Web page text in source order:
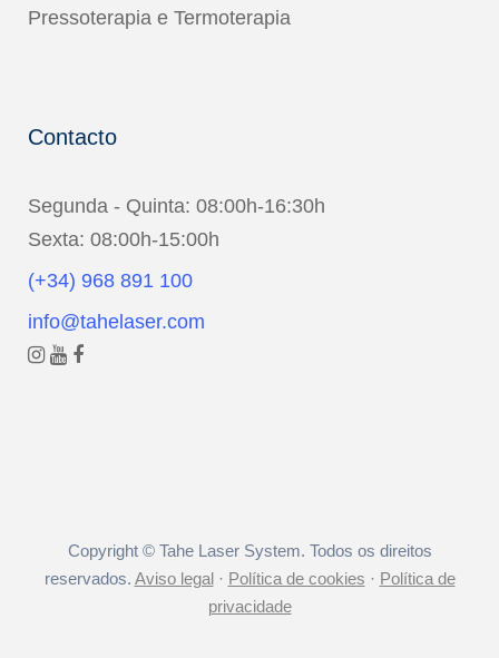
Pressoterapia e Termoterapia
Contacto
Segunda - Quinta: 08:00h-16:30h
Sexta: 08:00h-15:00h
(+34) 968 891 100
info@tahelaser.com
Copyright © Tahe Laser System. Todos os direitos
reservados. Aviso legal· Política de cookies · Política de
privacidade